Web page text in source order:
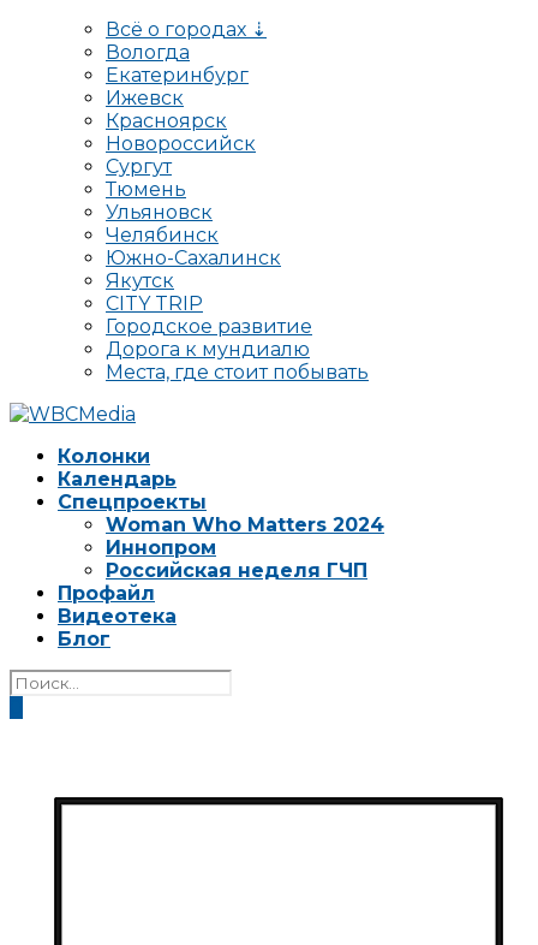
Всё о городах ⇣
Вологда
Екатеринбург
Ижевск
Красноярск
Новороссийск
Сургут
Тюмень
Ульяновск
Челябинск
Южно-Сахалинск
Якутск
CITY TRIP
Городское развитие
Дорога к мундиалю
Места, где стоит побывать
Колонки
Календарь
Спецпроекты
Woman Who Matters 2024
Иннопром
Российская неделя ГЧП
Профайл
Видеотека
Блог